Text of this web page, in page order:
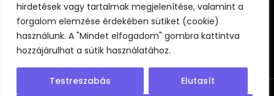
hirdetések vagy tartalmak megjelenítése, valamint a
forgalom elemzése érdekében sütiket (cookie)
használunk. A "Mindet elfogadom" gombra kattintva
hozzájárulhat a sütik használatához.
Testreszabás Elutasít
FŐOLDAL CIKKEK FOGÁSZATI KISOKOS
ÁLLANDÓ PARTNEREINK